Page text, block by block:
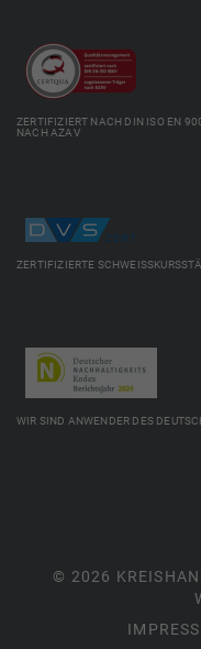
ZERTIFIZIERT NACH DIN ISO EN
NACH AZAV
ZERTIFIZIERTE
WIR SIND ANWENDER DES
© 2026